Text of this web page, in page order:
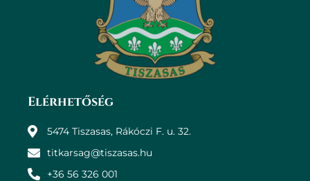
Elérhetőség
5474 Tiszasas, Rákóczi F. u. 32.
titkarsag@tiszasas.hu
+36 56 326 001